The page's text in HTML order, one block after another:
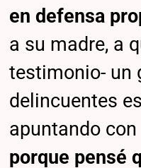
en defensa
a su madre, a
testimonio- un
delincuentes
apuntando con
porque pensé